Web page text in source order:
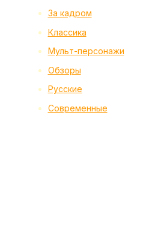
За кадром
Классика
Мульт-персонажи
Обзоры
Русские
Современные